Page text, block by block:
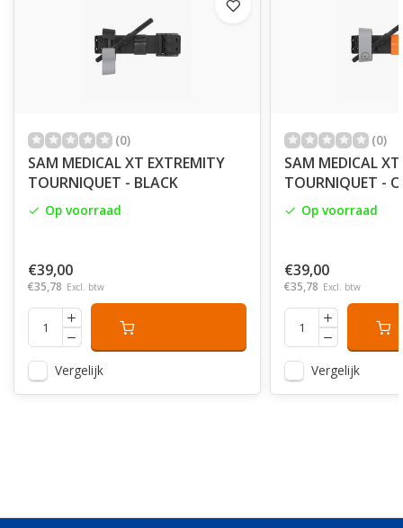
(0)
SAM MEDICAL XT EXTREMITY
TOURNIQUET - BLACK
Op voorraad
€39,00
€35,78 Excl. btw
Vergelijk
(0)
SAM MEDICAL
TOURNIQUET -
Op voorraad
€39,00
€35,78 Excl. btw
Vergelijk